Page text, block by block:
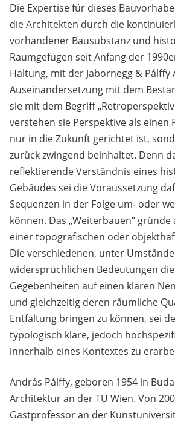
Die Expertise für dieses
die Architekten durch die
vorhandener Bausubstanz und
Raumgefügen seit Anfang der
Haltung, mit der Jabornegg &
Auseinandersetzung mit dem
sie mit dem Begriff
verstehen sie Perspektive als einen
nur in die Zukunft gerichtet ist,
zurück zwingend beinhaltet. Denn
reflektierende Verständnis eines
Gebäudes sei die Voraussetzung
Sequenzen in der Folge um- oder
können. Das „Weiterbauen“
einer topografischen oder
Die verschiedenen, unter
widersprüchlichen Bedeutungen
Gegebenheiten auf einen klaren
und gleichzeitig deren räumliche
Entfaltung bringen zu können, sei
typologisch klare, jedoch
innerhalb eines Kontextes zu
András Pálffy, geboren 1954 in
Architektur an der TU Wien. Von
Gastprofessor an der